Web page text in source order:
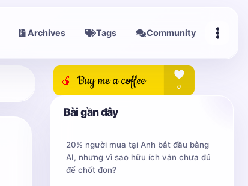
Archives Tags Community
Bài gần đây
20% người mua tại Anh bắt đầu bằng
AI, nhưng vì sao hữu ích vẫn chưa đủ
để chốt đơn?